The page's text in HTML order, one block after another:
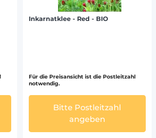
Inkarnatklee - Red - BIO
Für die Preisansicht ist die Postleitzahl
notwendig.
Bitte Postleitzahl
angeben